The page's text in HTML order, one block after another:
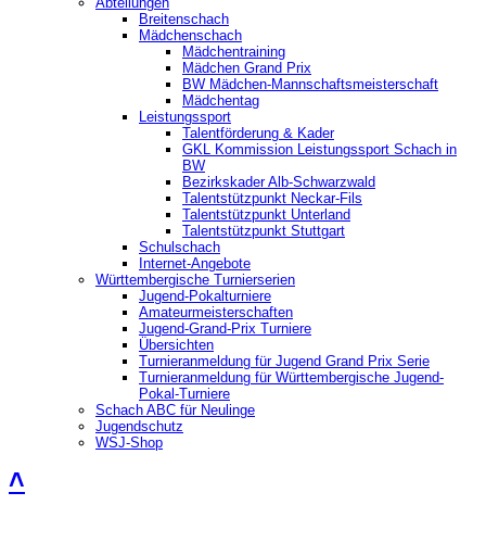
Breitenschach
Mädchenschach
Mädchentraining
Mädchen Grand Prix
BW Mädchen-Mannschaftsmeisterschaft
Mädchentag
Leistungssport
Talentförderung & Kader
GKL Kommission Leistungssport Schach in
BW
Bezirkskader Alb-Schwarzwald
Talentstützpunkt Neckar-Fils
Talentstützpunkt Unterland
Talentstützpunkt Stuttgart
Schulschach
Internet-Angebote
Württembergische Turnierserien
Jugend-Pokalturniere
Amateurmeisterschaften
Jugend-Grand-Prix Turniere
Übersichten
Turnieranmeldung für Jugend Grand Prix Serie
Turnieranmeldung für Württembergische Jugend-
Pokal-Turniere
Schach ABC für Neulinge
Jugendschutz
WSJ-Shop
˄